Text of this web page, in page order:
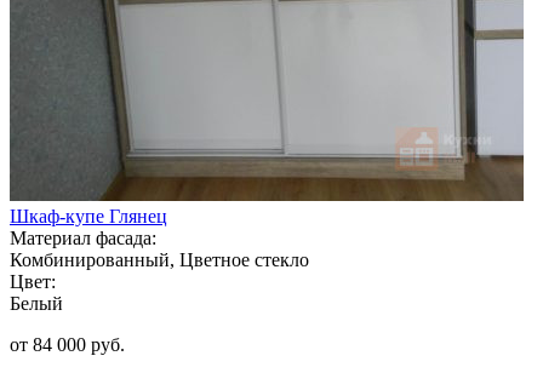
Шкаф-купе Глянец
Материал фасада:
Комбинированный, Цветное стекло
Цвет:
Белый
от 84 000 руб.